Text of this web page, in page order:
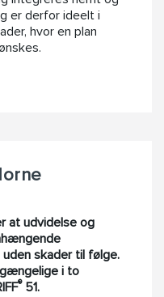
er derfor ideelt i
hvor en plan
at udvidelse og
skader til følge.
i to
®51.